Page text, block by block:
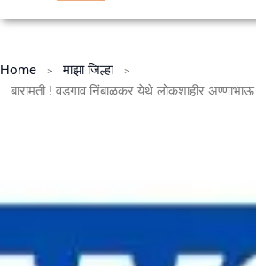
Home
माझा जिल्हा